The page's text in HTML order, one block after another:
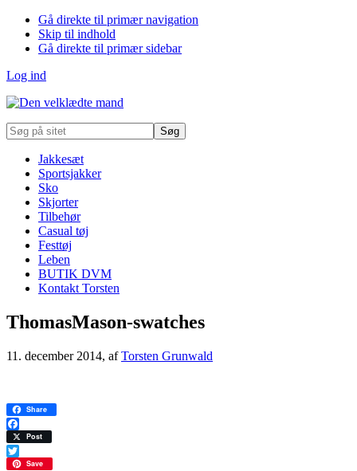
Gå direkte til primær navigation
Skip til indhold
Gå direkte til primær sidebar
Log ind
Søg
på
Jakkesæt
Sportsjakker
Sko
Skjorter
Tilbehør
Casual tøj
Festtøj
Leben
BUTIK DVM
Kontakt Torsten
ThomasMason-swatches
11. december 2014, afTorsten Grunwald
Share
Facebook
Post
Twitter
Save